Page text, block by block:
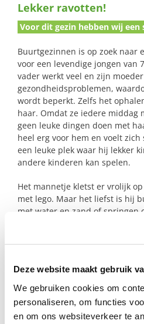
Deze website maakt gebruik
We gebruiken cookies om
personaliseren, om functies
en om ons websiteverkeer te
naar:
Lekker ravotten!
Voor dit gezin hebben wij een
Buurtgezinnen is op zoek naar
voor een levendige jongen van
vader werkt veel en zijn
gezondheidsproblemen,
wordt beperkt. Zelfs het
haar. Omdat ze iedere middag
geen leuke dingen doen met
heel erg voor hem en voelt
een leuke plek waar hij lekker
andere kinderen kan spelen.
Het mannetje kletst er vrolijk
met lego. Maar het liefst is hij
met water en zand of springen
gezin zou voor hem een plek
onbezorgd kind kan zijn en
zijn moeder haar rust neemt
Profiel